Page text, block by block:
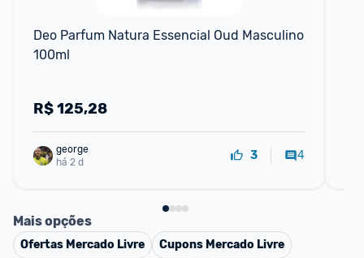
Deo Parfum Natura Essencial Oud Masculino
100ml
R$125,28
george
há 2 d
3 4
Mais opções
Ofertas Mercado Livre Cupons Mercado Livre